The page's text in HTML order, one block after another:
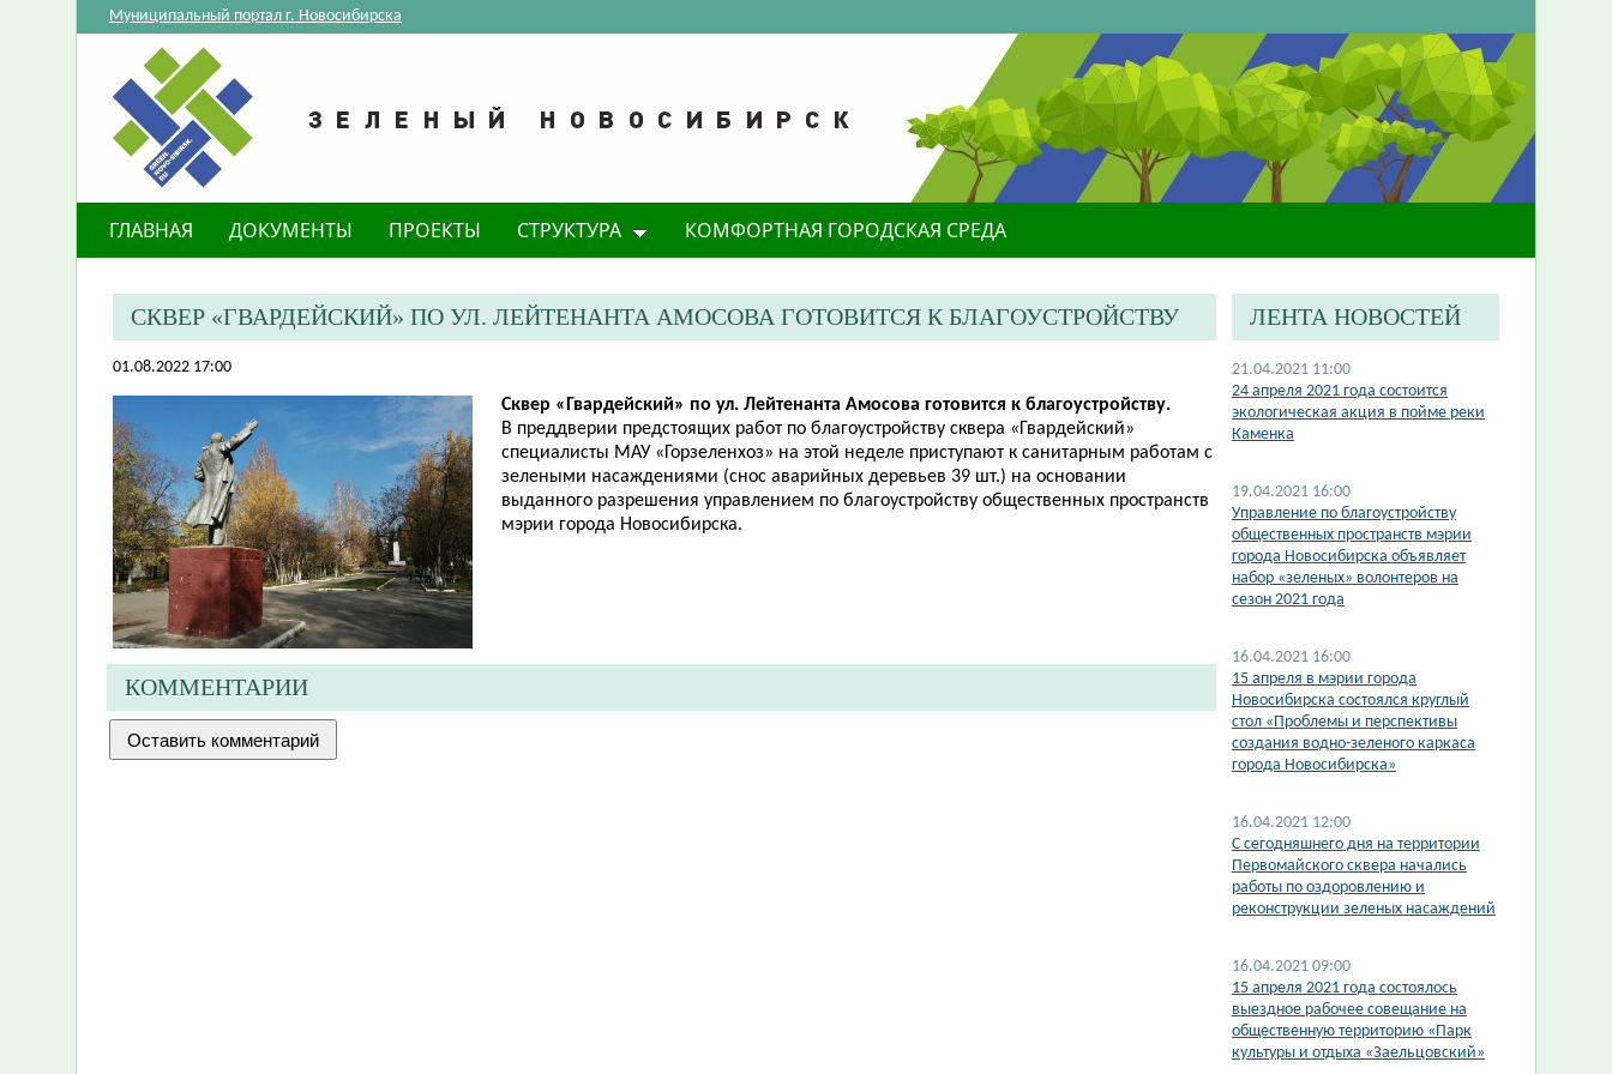
Муниципальный портал г. Новосибирска
ГЛАВНАЯ ДОКУМЕНТЫ ПРОЕКТЫ СТРУКТУРА КОМФОРТНАЯ ГОРОДСКАЯ СРЕДА
​СКВЕР «ГВАРДЕЙСКИЙ» ПО УЛ. ЛЕЙТЕНАНТА АМОСОВА ГОТОВИТСЯ К БЛАГОУСТРОЙСТВУ
01.08.2022 17:00
Сквер «Гвардейский» по ул. Лейтенанта Амосова готовится к благоустройству.
В преддверии предстоящих работ по благоустройству сквера «Гвардейский»
специалисты МАУ «Горзеленхоз» на этой неделе приступают к санитарным работам с
зелеными насаждениями (снос аварийных деревьев 39 шт.) на основании
выданного разрешения управлением по благоустройству общественных пространств
мэрии города Новосибирска.
КОММЕНТАРИИ
ЛЕНТА НОВОСТЕЙ
21.04.2021 11:00
24 апреля 2021 года состоится
экологическая акция в пойме реки
Каменка
19.04.2021 16:00
Управление по благоустройству
общественных пространств мэрии
города Новосибирска объявляет
набор «зеленых» волонтеров на
сезон 2021 года
16.04.2021 16:00
15 апреля в мэрии города
Новосибирска состоялся круглый
стол «Проблемы и перспективы
создания водно-зеленого каркаса
города Новосибирска»
16.04.2021 12:00
С сегодняшнего дня на территории
Первомайского сквера начались
работы по оздоровлению и
реконструкции зеленых насаждений
16.04.2021 09:00
15 апреля 2021 года состоялось
выездное рабочее совещание на
общественную территорию «Парк
культуры и отдыха «Заельцовский»